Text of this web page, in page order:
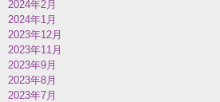
2024年2月
2024年1月
2023年12月
2023年11月
2023年9月
2023年8月
2023年7月